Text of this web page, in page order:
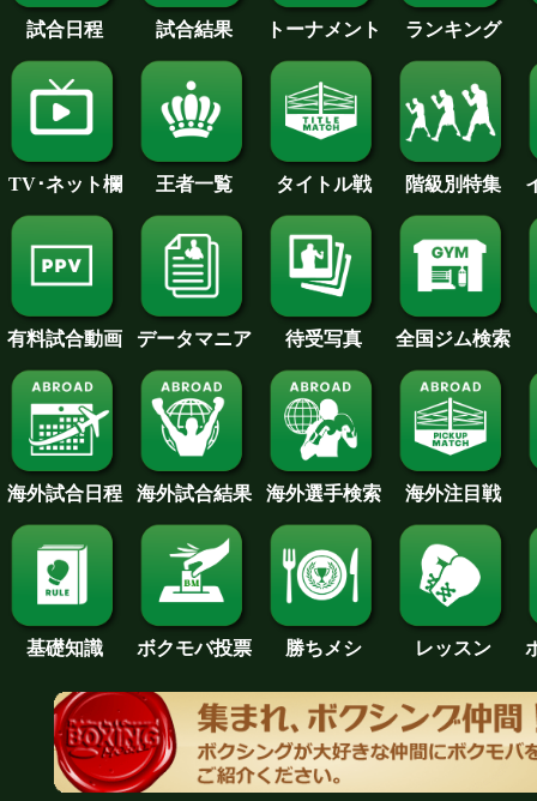
試合日程 試合結果 トーナメント ランキング
TV･ネット欄 王者一覧 タイトル戦 階級別特集
有料試合動画 データマニア 待受写真 全国ジム検索
海外試合日程 海外試合結果 海外選手検索 海外注目戦
基礎知識 ボクモバ投票 勝ちメシ レッスン